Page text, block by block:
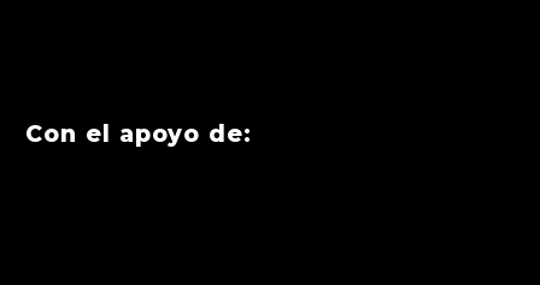
Con el apoyo de: